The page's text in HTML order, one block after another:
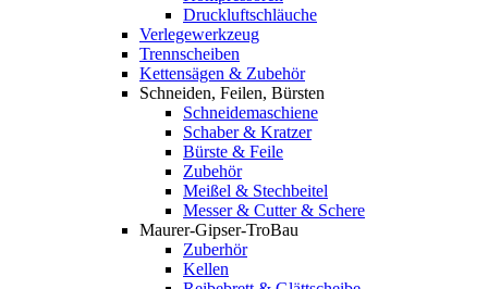
Druckluftschläuche
Verlegewerkzeug
Trennscheiben
Kettensägen & Zubehör
Schneiden, Feilen, Bürsten
Schneidemaschiene
Schaber & Kratzer
Bürste & Feile
Zubehör
Meißel & Stechbeitel
Messer & Cutter & Schere
Maurer-Gipser-TroBau
Zuberhör
Kellen